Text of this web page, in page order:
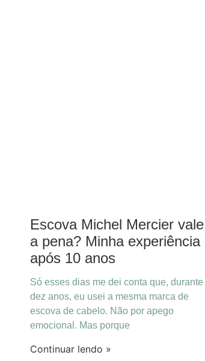
Escova Michel Mercier vale
a pena? Minha experiência
após 10 anos
Só esses dias me dei conta que, durante
dez anos, eu usei a mesma marca de
escova de cabelo. Não por apego
emocional. Mas porque
Continuar lendo »